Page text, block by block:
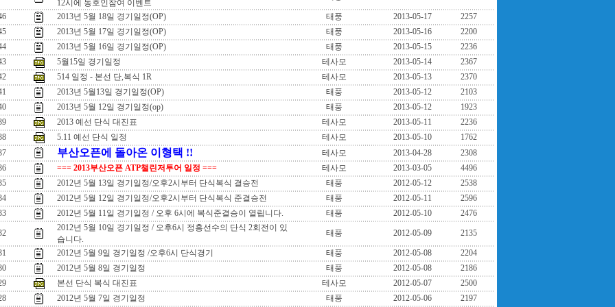
12시에 동호인참여 이벤트
2013년 5월 18일 경기일정(OP) 태풍 2013-05-17
2257
2013년 5월 17일 경기일정(OP) 태풍 2013-05-16
2200
2013년 5월 16일 경기일정(OP) 태풍 2013-05-15
2236
5월15일 경기일정 테사모 2013-05-14
2367
514 일정 - 본선 단,복식 1R 테사모 2013-05-13
2370
2013년 5월13일 경기일정(OP) 태풍 2013-05-12
2103
2013년 5월 12일 경기일정(op) 태풍 2013-05-12
1923
2013 예선 단식 대진표 테사모 2013-05-11
2236
5.11 예선 단식 일정 테사모 2013-05-10
1762
부산오픈에 돌아온 이형택 !! 테사모 2013-04-28
2308
=== 2013부산오픈 ATP챌린저투어 일정 === 테사모 2013-03-05
4496
2012년 5월 13일 경기일정/오후2시부터 단식복식 결승전 태풍 2012-05-12
2538
2012년 5월 12일 경기일정/오후2시부터 단식복식 준결승전 태풍 2012-05-11
2596
2012년 5월 11일 경기일정 / 오후 6시에 복식준결승이 열립니다. 태풍 2012-05-10 2476
2012년 5월 10일 경기일정 / 오후6시 정홍선수의 단식 2회전이 있
습니다.
태풍 2012-05-09 2135
2012년 5월 9일 경기일정 /오후6시 단식경기 태풍 2012-05-08
2204
2012년 5월 8일 경기일정 태풍 2012-05-08
2186
본선 단식 복식 대진표 테사모 2012-05-07
2500
2012년 5월 7일 경기일정 태풍 2012-05-06 2197